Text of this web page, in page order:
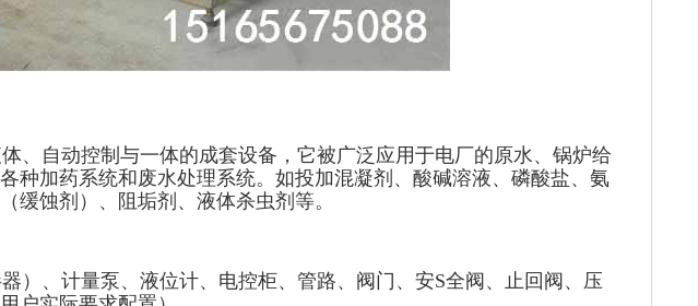
、自动控制与一体的成套设备，它被广泛应用于电厂的原水、锅炉给
种加药系统和废水处理系统。如投加混凝剂、酸碱溶液、磷酸盐、氨
缓蚀剂）、阻垢剂、液体杀虫剂等。
）、计量泵、液位计、电控柜、管路、阀门、安S全阀、止回阀、压